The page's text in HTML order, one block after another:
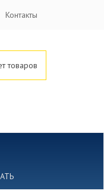
Контакты